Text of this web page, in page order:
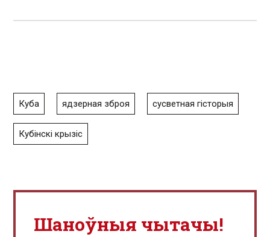
Куба ядзерная зброя сусветная гісторыя
Кубінскі крызіс
Шаноўныя чытачы!